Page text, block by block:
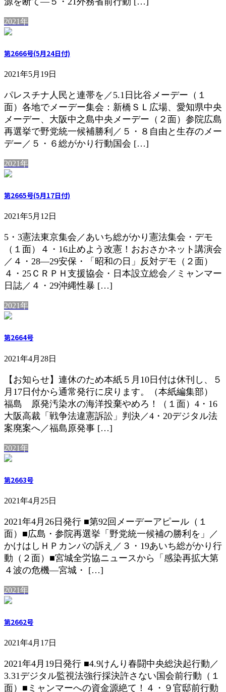
2021年
第2666号(5月24日付)
2021年5月19日
パレスチナ人民と連帯を／5.1日比谷メーデー（１
面）各地でメーデー集会：新橋ＳＬ広場、愛知県中央
メーデー、大阪中之島中央メーデー（２面）参院広島
再選挙で野党統一候補勝利／５・８自由と生存のメー
デー／５・６総がかり行動国会 […]
2021年
第2665号(5月17日付)
2021年5月12日
5・3憲法東京集会／あいち総がかり憲法集会・デモ
（１面）４・16止めよう改憲！おおさかネット講演会
／４・28―29安保・「昭和の日」反対デモ（２面）
４・25ＣＲＰＨ支援協会・日本設立総会／ミャンマー
日誌／４・29沖縄性暴 […]
2021年
第2664号
2021年4月28日
【お知らせ】連休のため本紙５月10日付は休刊し、５
月17日付から通常発行に戻ります。（本紙編集部）
福島 原発汚染水の海洋投棄やめろ！（１面）4・16
大阪高裁「戦争法違憲訴訟」判決／4・20デジタル法
案廃案へ／福島原発事 […]
2021年
第2663号
2021年4月25日
2021年4月26日発行 ■第92回メーデーアピール（１
面）■広島・参院再選挙「野党統一候補の勝利を」／
かけはしＨＰカンパの訴え／３・19あいち総がかり行
動（２面）■宮城全労協ニュースから「感染再拡大第
４波の危機―宮城・ […]
2021年
第2662号
2021年4月17日
2021年4月19日発行 ■4.9けんり春闘中央総決起行動／
3.31デジタル監視法強行採決許さない国会前行動（１
面）■ミャンマーへの資金源絶て！４・９官邸前行動